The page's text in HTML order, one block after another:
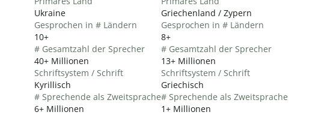
Ukraine
Gesprochen in # Ländern
10+
# Gesamtzahl der Sprecher
40+ Millionen
Schriftsystem / Schrift
Kyrillisch
# Sprechende als Zweitsprache
6+ Millionen
Griechenland / Zypern
Gesprochen in # Ländern
8+
# Gesamtzahl der Sprecher
13+ Millionen
Schriftsystem / Schrift
Griechisch
# Sprechende als Zweitsprache
1+ Millionen